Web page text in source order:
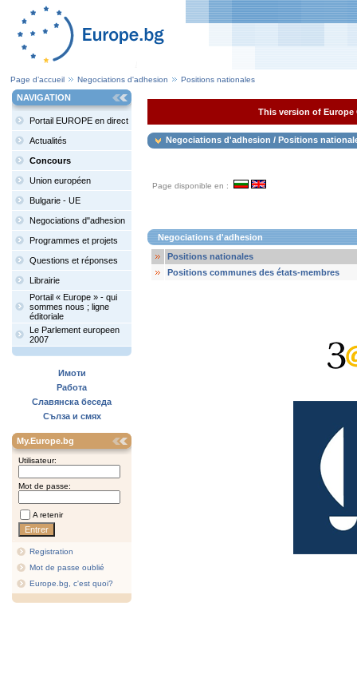
Page d’accueil Negociations d'adhesion Positions nationales
NAVIGATION
Portail EUROPE en direct
Actualités
Concours
Union européen
Bulgarie - UE
Negociations d"adhesion
Programmes et projets
Questions et réponses
Librairie
Portail « Europe » - qui
sommes nous ; ligne
éditoriale
Le Parlement europeen
2007
Имоти
Работа
Славянска беседа
Сълза и смях
My.Europe.bg
Utilisateur:
Mot de passe:
A retenir
Registration
Mot de passe oublié
Europe.bg, c'est quoi?
This version of Europe
Negociations d'adhesion / Positions
Page disponible en :
Negociations d'adhesion
Positions nationales
Positions communes des états-membres